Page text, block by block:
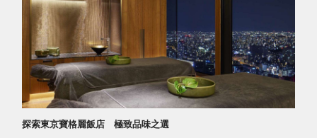
探索東京寶格麗飯店 極致品味之選